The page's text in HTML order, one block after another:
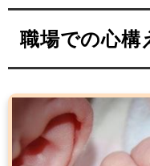
職場での心構